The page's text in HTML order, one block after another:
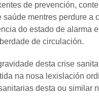
de prevención,
saúde mentres perdure a
do estado de alarma
de circulación.
desta crise
na nosa lexislación
desta ou similar